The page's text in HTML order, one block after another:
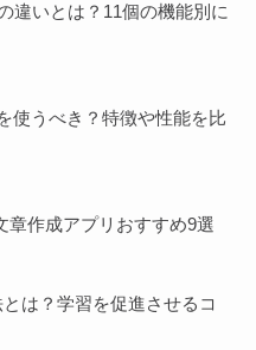
違いとは？11個の機能別に
使うべき？特徴や性能を比
章作成アプリおすすめ9選
は？学習を促進させるコ